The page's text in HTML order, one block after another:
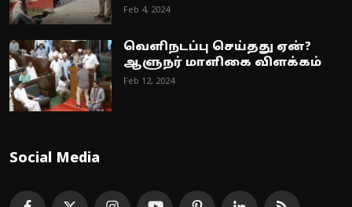
Feb 4, 2024
வெளிநடப்பு செய்தது ஏன்?
ஆளுநர் மாளிகை விளக்கம்
Feb 12, 2024
Social Media